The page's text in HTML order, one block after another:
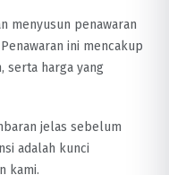
menyusun penawaran
ini mencakup
serta harga yang
jelas sebelum
adalah kunci
kami.